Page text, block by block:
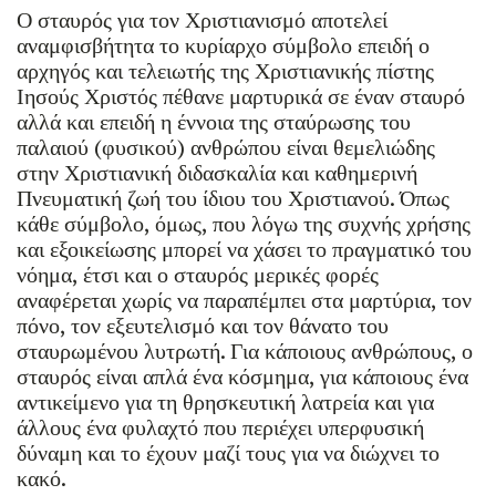
Ο σταυρός για τον Χριστιανισμό αποτελεί
αναμφισβήτητα το κυρίαρχο σύμβολο επειδή ο
αρχηγός και τελειωτής της Χριστιανικής πίστης
Ιησούς Χριστός πέθανε μαρτυρικά σε έναν σταυρό
αλλά και επειδή η έννοια της σταύρωσης του
παλαιού (φυσικού) ανθρώπου είναι θεμελιώδης
στην Χριστιανική διδασκαλία και καθημερινή
Πνευματική ζωή του ίδιου του Χριστιανού. Όπως
κάθε σύμβολο, όμως, που λόγω της συχνής χρήσης
και εξοικείωσης μπορεί να χάσει το πραγματικό του
νόημα, έτσι και ο σταυρός μερικές φορές
αναφέρεται χωρίς να παραπέμπει στα μαρτύρια, τον
πόνο, τον εξευτελισμό και τον θάνατο του
σταυρωμένου λυτρωτή. Για κάποιους ανθρώπους, ο
σταυρός είναι απλά ένα κόσμημα, για κάποιους ένα
αντικείμενο για τη θρησκευτική λατρεία και για
άλλους ένα φυλαχτό που περιέχει υπερφυσική
δύναμη και το έχουν μαζί τους για να διώχνει το
κακό.